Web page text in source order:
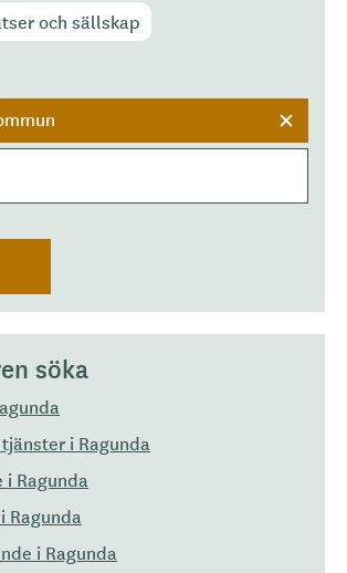
och sällskap
söka
i Ragunda
i Ragunda
Ragunda
i Ragunda